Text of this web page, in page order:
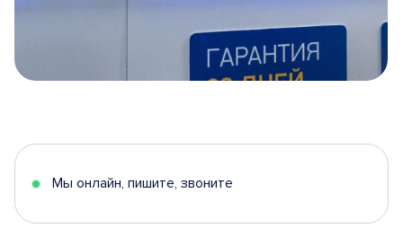
5
Мы онлайн, пишите, звоните